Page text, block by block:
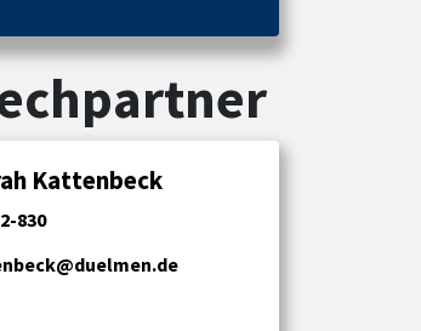
Kattenbeck
830